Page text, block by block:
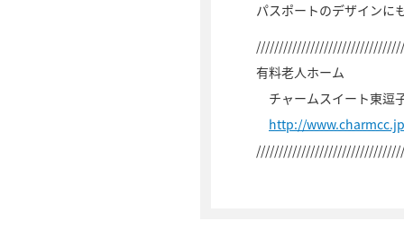
パスポートのデザインに
有料老人ホーム
チャームスイート東逗
http://